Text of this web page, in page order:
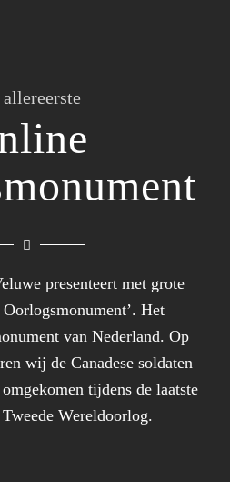
presenteert met grote
Het
van Nederland. Op
wij de Canadese soldaten
tijdens de laatste
Wereldoorlog.